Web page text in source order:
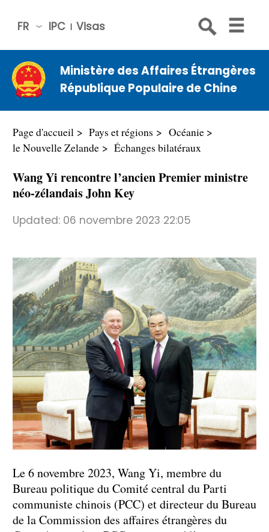
IPC Visas
FR
中文
Engli
sh
Русс
Espa
عربي
Ministère des Affaires Étrangères
République Populaire de Chine
Page d'accueil Pays et régions
Océanie
le Nouvelle Zelande
Échanges bilatéraux
Wang Yi rencontre l’ancien Premier ministre
néo-zélandais John Key
Updated: 06 novembre 2023 22:05
Le 6 novembre 2023, Wang Yi, membre du
Bureau politique du Comité central du Parti
communiste chinois (PCC) et directeur du Bureau
de la Commission des affaires étrangères du